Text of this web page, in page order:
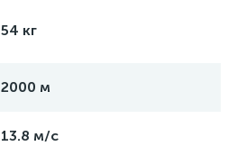
54 кг
2000 м
13.8 м/с